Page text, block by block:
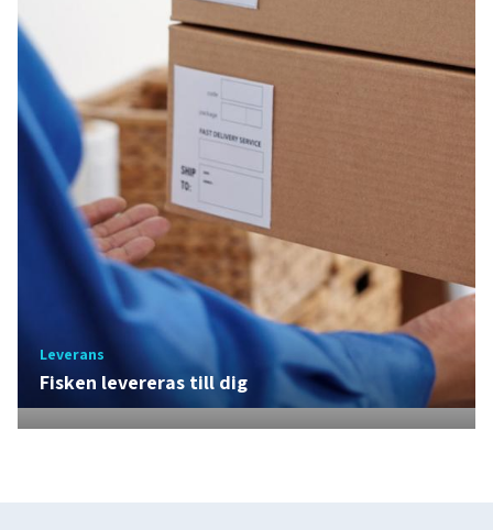
Leverans
Fisken levereras till dig